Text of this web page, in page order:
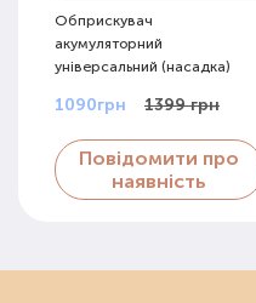
Обприскувач
акумуляторний
універсальний (насадка)
1090грн 1399 грн
Повідомити про
наявність